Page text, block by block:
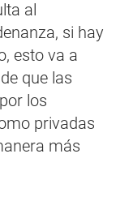
al
si hay
esto va a
que las
los
privadas
más